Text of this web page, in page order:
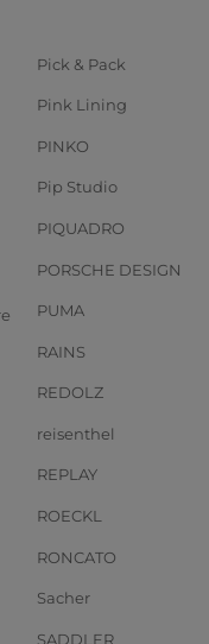
Pick & Pack
Pink Lining
PINKO
Pip Studio
PIQUADRO
PORSCHE DESIGN
PUMA
RAINS
REDOLZ
reisenthel
REPLAY
ROECKL
RONCATO
Sacher
SADDLER